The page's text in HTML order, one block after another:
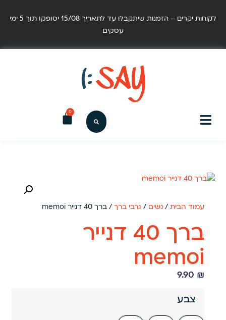
לקוחות יקרים – הזמנות שיתקבלו
עד לתאריך 15/08 יסופקו תוך 5 ימי
עסקים
0
עמוד הבית/ נשים / גרבי ברך/ ברך 40 דנייר memoi
ברך 40 דנייר
memoi
9.90 ₪
צבע